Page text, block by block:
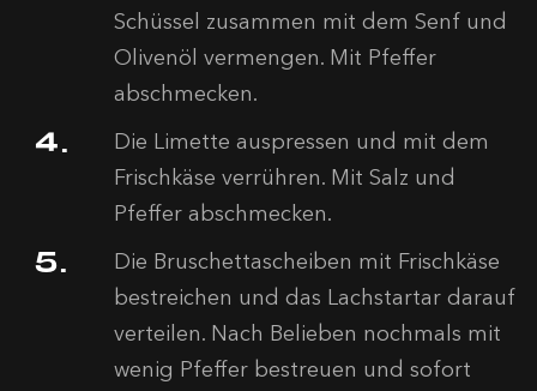
Schüssel zusammen mit dem Senf und
Olivenöl vermengen. Mit Pfeffer
abschmecken.
Die Limette auspressen und mit dem
Frischkäse verrühren. Mit Salz und
Pfeffer abschmecken.
Die Bruschettascheiben mit Frischkäse
bestreichen und das Lachstartar darauf
verteilen. Nach Belieben nochmals mit
wenig Pfeffer bestreuen und sofort